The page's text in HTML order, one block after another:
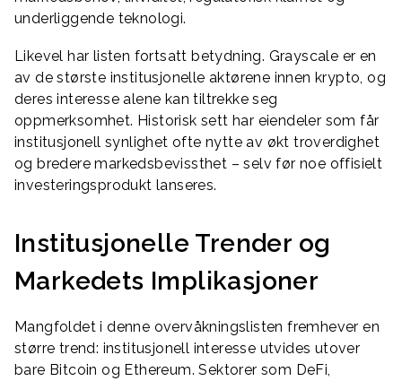
underliggende teknologi.
Likevel har listen fortsatt betydning. Grayscale er en
av de største institusjonelle aktørene innen krypto, og
deres interesse alene kan tiltrekke seg
oppmerksomhet. Historisk sett har eiendeler som får
institusjonell synlighet ofte nytte av økt troverdighet
og bredere markedsbevissthet – selv før noe offisielt
investeringsprodukt lanseres.
Institusjonelle Trender og
Markedets Implikasjoner
Mangfoldet i denne overvåkningslisten fremhever en
større trend: institusjonell interesse utvides utover
bare Bitcoin og Ethereum. Sektorer som DeFi,